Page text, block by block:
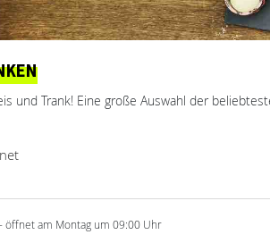
und Trank! Eine große Auswahl der
öffnet am Montag um 09:00 Uhr